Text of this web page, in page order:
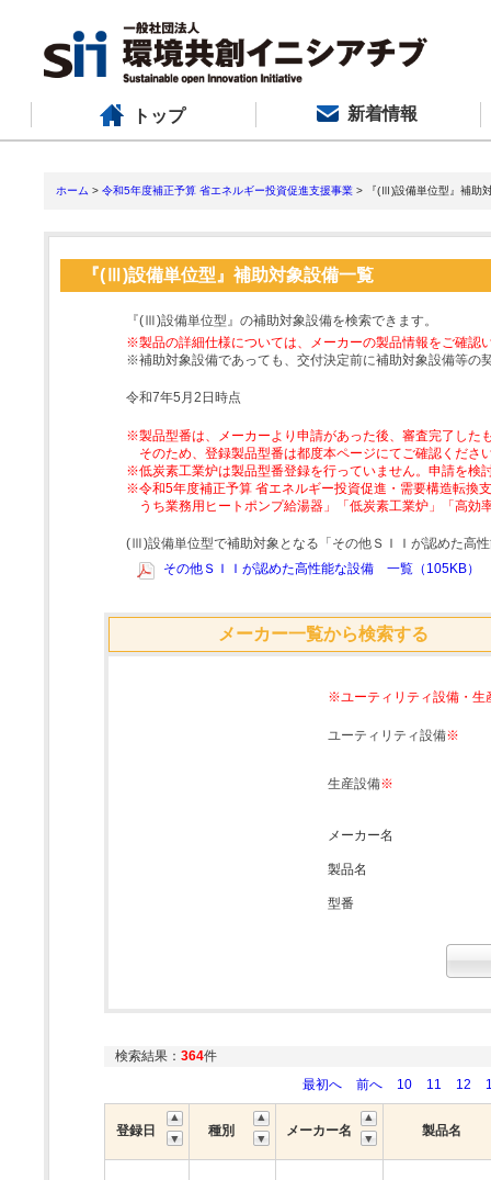
トップ 新着情報
ホーム > 令和5年度補正予算 省エネルギー投資促進支援事業 > 『(Ⅲ)設備単位型』補助
『(Ⅲ)設備単位型』補助対象設備一覧
『(Ⅲ)設備単位型』の補助対象設備を検索できます。
※製品の詳細仕様については、メーカーの製品情報をご確認
※補助対象設備であっても、交付決定前に補助対象設備等の
令和7年5月2日時点
※製品型番は、メーカーより申請があった後、審査完了した
そのため、登録製品型番は都度本ページにてご確認くださ
※低炭素工業炉は製品型番登録を行っていません。申請を検
※令和5年度補正予算 省エネルギー投資促進・需要構造転換
うち業務用ヒートポンプ給湯器」「低炭素工業炉」「高
(Ⅲ)設備単位型で補助対象となる「その他ＳＩＩが認めた高
その他ＳＩＩが認めた高性能な設備 一覧（105KB）
メーカー一覧から検索する
※ユーティリティ設備・生
ユーティリティ設備※
生産設備※
メーカー名
製品名
型番
検索結果： 364件
最初へ
前へ 10 11 12
登録日 種別 メーカー名 製品名